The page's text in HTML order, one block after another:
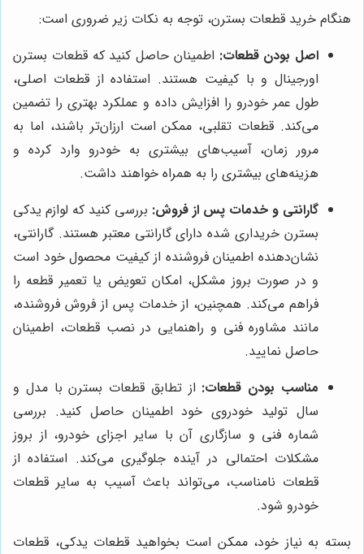
هنگام خرید قطعات بسترن، توجه به نکات زیر ضروری است:
اصل بودن قطعات: اطمینان حاصل کنید که قطعات بسترن
اورجینال و با کیفیت هستند. استفاده از قطعات اصلی،
طول عمر خودرو را افزایش داده و عملکرد بهتری را تضمین
می‌کند. قطعات تقلبی، ممکن است ارزان‌تر باشند، اما به
مرور زمان، آسیب‌های بیشتری به خودرو وارد کرده و
هزینه‌های بیشتری را به همراه خواهند داشت.
گارانتی و خدمات پس از فروش: بررسی کنید که لوازم یدکی
بسترن خریداری شده دارای گارانتی معتبر هستند. گارانتی،
نشان‌دهنده اطمینان فروشنده از کیفیت محصول خود است
و در صورت بروز مشکل، امکان تعویض یا تعمیر قطعه را
فراهم می‌کند. همچنین، از خدمات پس از فروش فروشنده،
مانند مشاوره فنی و راهنمایی در نصب قطعات، اطمینان
حاصل نمایید.
مناسب بودن قطعات: از تطابق قطعات بسترن با مدل و
سال تولید خودروی خود اطمینان حاصل کنید. بررسی
شماره فنی و سازگاری آن با سایر اجزای خودرو، از بروز
مشکلات احتمالی در آینده جلوگیری می‌کند. استفاده از
قطعات نامناسب، می‌تواند باعث آسیب به سایر قطعات
خودرو شود.
بسته به نیاز خود، ممکن است بخواهید قطعات یدکی، قطعات